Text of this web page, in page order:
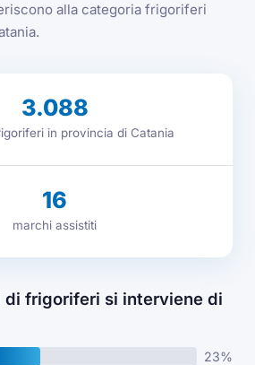
alla categoria frigoriferi
3.088
in provincia di Catania
16
marchi assistiti
di frigoriferi si interviene di
23%